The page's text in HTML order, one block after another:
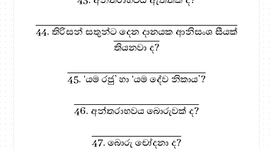
44. තිරිසන් සතුන්ට දෙන දානයක ආනිසංශ සීයක්
තියනවා ද?
45. ‘යම රජු’ හා ‘යම දේව නිකාය’?
46. අන්තරාභවය බොරුවක් ද?
47. බොරු චෝදනා ද?